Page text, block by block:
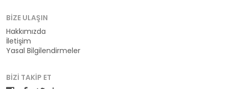
BIZE ULAŞIN
Hakkımızda
İletişim
Yasal Bilgilendirmeler
BIZI TAKIP ET